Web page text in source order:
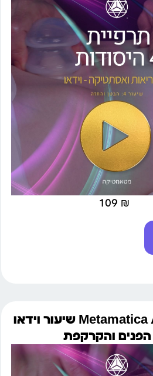
109 ₪
Metamatica Aesthetics שיעור וידאו